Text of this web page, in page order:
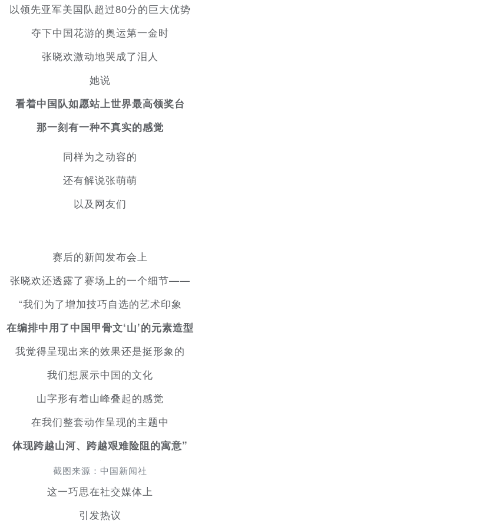
以领先亚军美国队超过80分的巨大优势
夺下中国花游的奥运第一金时
张晓欢激动地哭成了泪人
她说
看着中国队如愿站上世界最高领奖台
那一刻有一种不真实的感觉
同样为之动容的
还有解说张萌萌
以及网友们
赛后的新闻发布会上
张晓欢还透露了赛场上的一个细节——
“我们为了增加技巧自选的艺术印象
在编排中用了中国甲骨文‘山’的元素造型
我觉得呈现出来的效果还是挺形象的
我们想展示中国的文化
山字形有着山峰叠起的感觉
在我们整套动作呈现的主题中
体现跨越山河、跨越艰难险阻的寓意”
截图来源：中国新闻社
这一巧思在社交媒体上
引发热议